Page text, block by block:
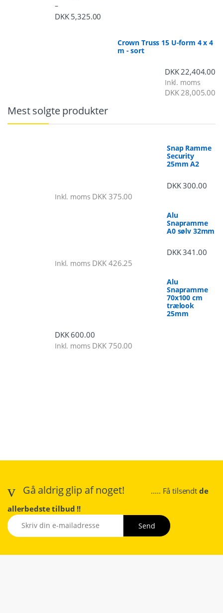
–
DKK5,325.00
Crown Truss 15 U-form 4 x 4
m - sort
DKK22,404.00
Inkl. moms
DKK28,005.00
Mest solgte produkter
Snap Ramme
Security
25mm A2
DKK300.00
Inkl. moms DKK 375.00
Alu
Snapramme
A0 sølv 32mm
DKK341.00
Inkl. moms DKK 426.25
Alu
Snapramme
70x100 cm
trælook
25mm
DKK600.00
Inkl. moms DKK 750.00
Gå aldrig glip af noget! ..... Få tilsendt de
allerbedste tilbud !!